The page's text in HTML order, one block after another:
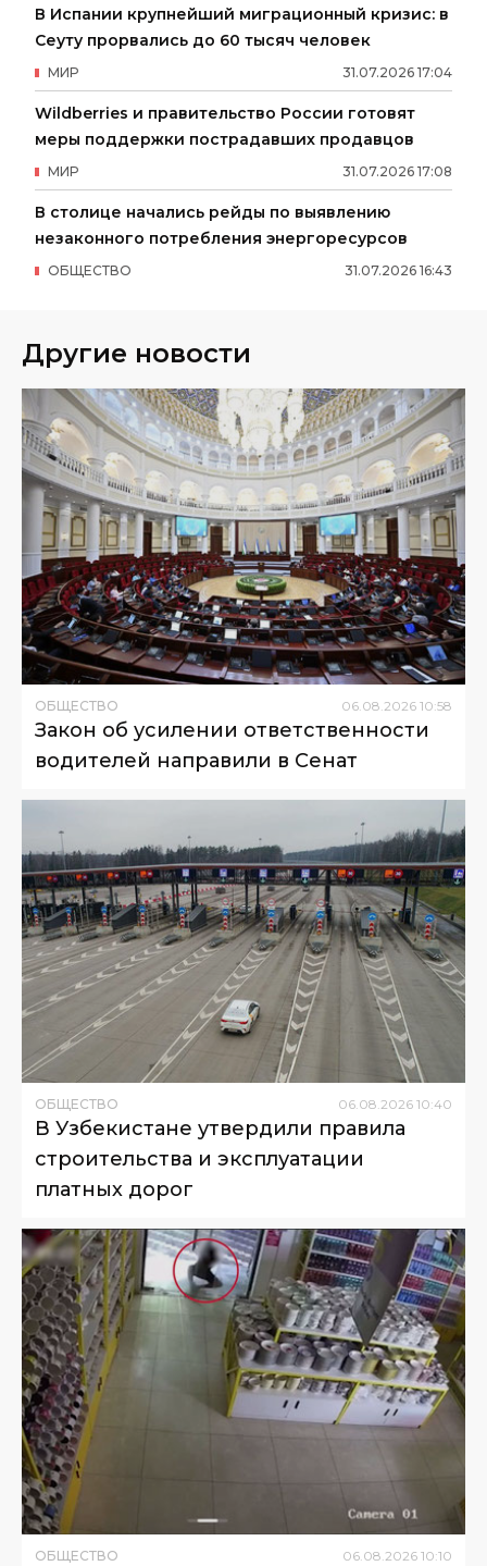
В Испании крупнейший миграционный кризис: в
Сеуту прорвались до 60 тысяч человек
31.07.2026 17:04
МИР
Wildberries и правительство России готовят
меры поддержки пострадавших продавцов
31.07.2026 17:08
МИР
В столице начались рейды по выявлению
незаконного потребления энергоресурсов
31.07.2026 16:43
ОБЩЕСТВО
Другие новости
ОБЩЕСТВО 06.08.2026 10:58
Закон об усилении ответственности
водителей направили в Сенат
ОБЩЕСТВО 06.08.2026 10:40
В Узбекистане утвердили правила
строительства и эксплуатации
платных дорог
ОБЩЕСТВО 06 08 2026 10:10